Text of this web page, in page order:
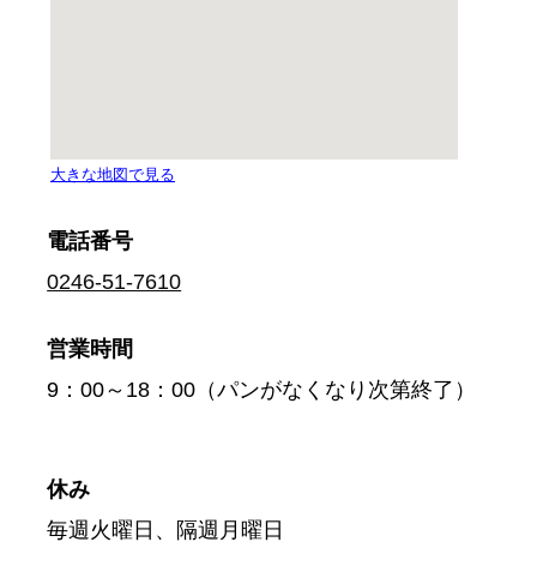
電話番号
0246-51-7610
営業時間
9：00～18：00（パンがなくなり次第終了）
休み
毎週火曜日、隔週月曜日